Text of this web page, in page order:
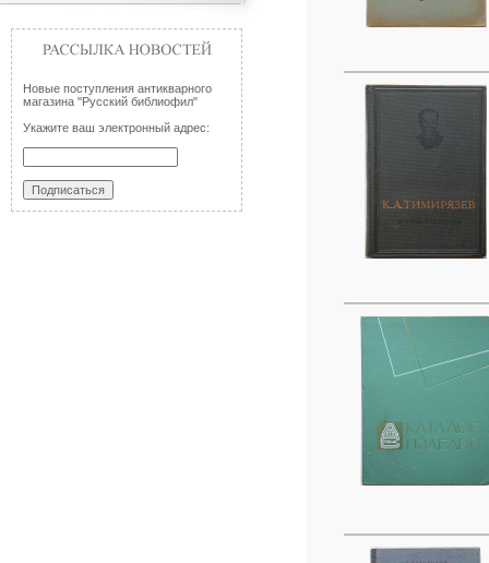
Новые поступления антикварного
магазина "Русский библиофил"
Укажите ваш электронный адрес: